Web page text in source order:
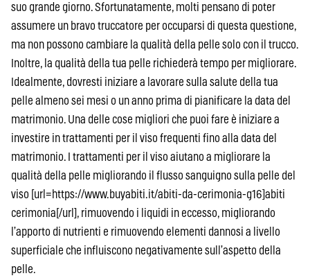
suo grande giorno. Sfortunatamente, molti pensano di poter
assumere un bravo truccatore per occuparsi di questa questione,
ma non possono cambiare la qualità della pelle solo con il trucco.
Inoltre, la qualità della tua pelle richiederà tempo per migliorare.
Idealmente, dovresti iniziare a lavorare sulla salute della tua
pelle almeno sei mesi o un anno prima di pianificare la data del
matrimonio. Una delle cose migliori che puoi fare è iniziare a
investire in trattamenti per il viso frequenti fino alla data del
matrimonio. I trattamenti per il viso aiutano a migliorare la
qualità della pelle migliorando il flusso sanguigno sulla pelle del
viso [url=https://www.buyabiti.it/abiti-da-cerimonia-g16]abiti
cerimonia[/url], rimuovendo i liquidi in eccesso, migliorando
l’apporto di nutrienti e rimuovendo elementi dannosi a livello
superficiale che influiscono negativamente sull’aspetto della
pelle.